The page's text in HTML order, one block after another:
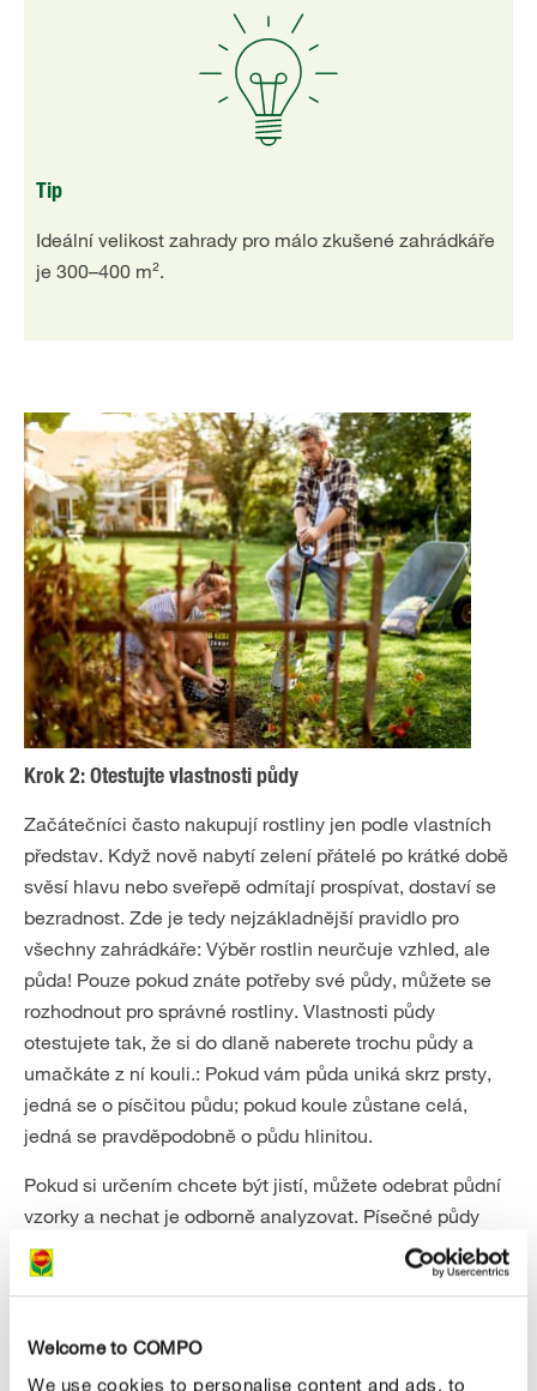
Welcome to COMPO
We use cookies to personalise content and ads, to
Tip
Ideální velikost zahrady pro málo zkušené zahrádkáře
je 300–400 m².
Krok 2: Otestujte vlastnosti půdy
Začátečníci často nakupují rostliny jen podle vlastních
představ. Když nově nabytí zelení přátelé po krátké době
svěsí hlavu nebo sveřepě odmítají prospívat, dostaví se
bezradnost. Zde je tedy nejzákladnější pravidlo pro
všechny zahrádkáře: Výběr rostlin neurčuje vzhled, ale
půda! Pouze pokud znáte potřeby své půdy, můžete se
rozhodnout pro správné rostliny. Vlastnosti půdy
otestujete tak, že si do dlaně naberete trochu půdy a
umačkáte z ní kouli.: Pokud vám půda uniká skrz prsty,
jedná se o písčitou půdu; pokud koule zůstane celá,
jedná se pravděpodobně o půdu hlinitou.
Pokud si určením chcete být jistí, můžete odebrat půdní
vzorky a nechat je odborně analyzovat. Písečné půdy
jsou pro nezkušené obzvláště náročné, protože obsahují
málo živin a voda se vsakuje rychleji. Naproti tomu
struktuře nepropouštějí ke kořenům skoro žádný vzduch.
Ale nebojte se: Rozhozením a zapracováním kompostu –